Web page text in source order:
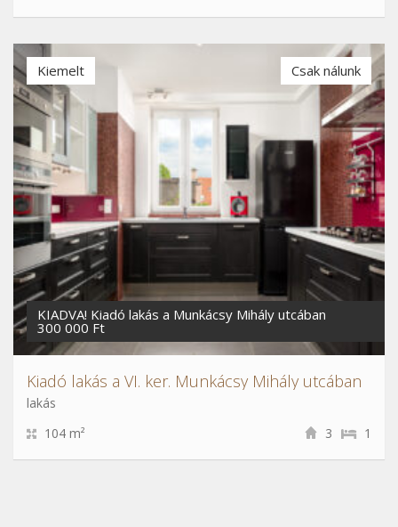
KIADVA! Kiadó lakás a Munkácsy Mihály utcában
300 000 Ft
Kiemelt Csak nálunk
Kiadó lakás a VI. ker. Munkácsy Mihály utcában
lakás
104 m²
1
3